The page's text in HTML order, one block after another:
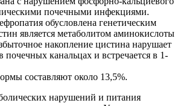
почечными инфекциями.
обусловлена генетическим
является метаболитом аминокислоты
накопление цистина нарушает
почечных канальцах и встречается в 1-
составляют около 13,5%.
нарушений и питания